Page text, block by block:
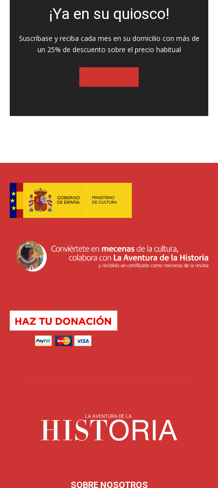
¡Ya en su quiosco!
Suscríbase y reciba cada mes en su domicilio con más de
un 25% de descuento sobre el precio habitual
SOBRE NOSOTROS